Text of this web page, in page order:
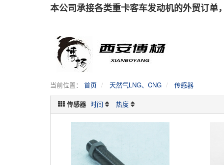
本公司承接各类重卡客车发动机的外贸订单
当前位置： 首页 天然气LNG、CNG 传感器
传感器 时间 热度